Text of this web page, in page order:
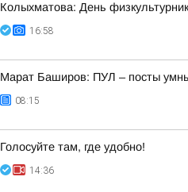
Колыхматова: День
16:58
Марат Баширов: ПУЛ – посты
08:15
Голосуйте там, где удобно!
14:36